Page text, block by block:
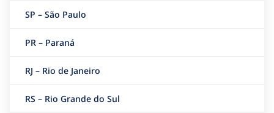
SP – São Paulo
PR – Paraná
RJ – Rio de Janeiro
RS – Rio Grande do Sul